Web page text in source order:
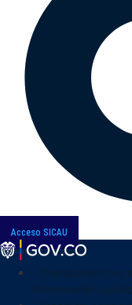
Acceso SICAU